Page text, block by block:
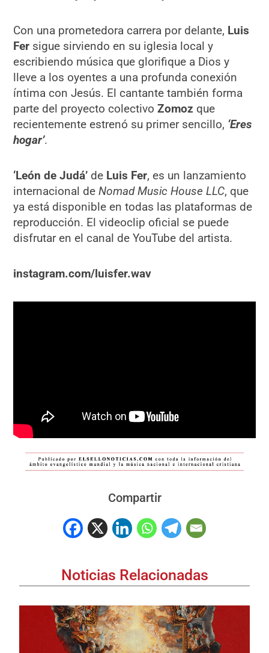
Con una prometedora carrera por delante, Luis
Fer sigue sirviendo en su iglesia local y
escribiendo música que glorifique a Dios y
lleve a los oyentes a una profunda conexión
íntima con Jesús. El cantante también forma
parte del proyecto colectivoZomoz que
recientemente estrenó su primer sencillo, ‘Eres
hogar’.
‘León de Judá’ de Luis Fer, es un lanzamiento
internacional deNomad Music House LLC, que
ya está disponible en todas las plataformas de
reproducción. El videoclip oficial se puede
disfrutar en el canal de YouTube del artista.
instagram.com/luisfer.wav
Compartir
Noticias Relacionadas